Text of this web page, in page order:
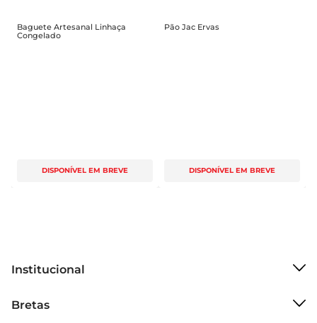
Baguete Artesanal Linhaça
Congelado
DISPONÍVEL EM BREVE
Pão Jac Ervas
DISPONÍVEL EM BREVE
Institucional
Grupo Cencosud
Bretas